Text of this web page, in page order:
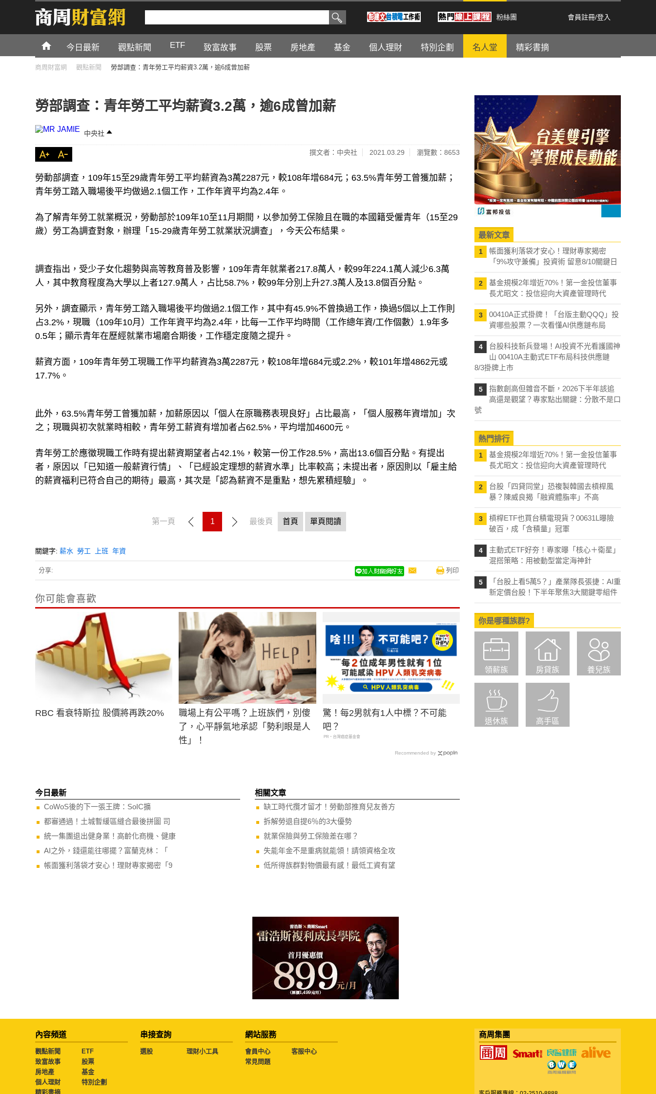
粉絲團 會員註冊/登入
今日最新 觀點新聞 ETF 致富故事 股票 房地產 基金 個人理財 特別企劃 名人堂 精彩書摘
商周財富網 觀點新聞 勞部調查：青年勞工平均薪資3.2萬，逾6成曾加薪
勞部調查：青年勞工平均薪資3.2萬，逾6成曾加薪
中央社
撰文者：中央社 2021.03.29 瀏覽數：8653
勞動部調查，109年15至29歲青年勞工平均薪資為3萬2287元，較108年增684元；63.5%青年勞工曾獲加薪；
青年勞工踏入職場後平均做過2.1個工作，工作年資平均為2.4年。
為了解青年勞工就業概況，勞動部於109年10至11月期間，以參加勞工保險且在職的本國籍受僱青年（15至29
歲）勞工為調查對象，辦理「15-29歲青年勞工就業狀況調查」，今天公布結果。
調查指出，受少子女化趨勢與高等教育普及影響，109年青年就業者217.8萬人，較99年224.1萬人減少6.3萬
人，其中教育程度為大學以上者127.9萬人，占比58.7%，較99年分別上升27.3萬人及13.8個百分點。
另外，調查顯示，青年勞工踏入職場後平均做過2.1個工作，其中有45.9%不曾換過工作，換過5個以上工作則
占3.2%，現職（109年10月）工作年資平均為2.4年，比每一工作平均時間（工作總年資/工作個數）1.9年多
0.5年；顯示青年在歷經就業市場磨合期後，工作穩定度隨之提升。
薪資方面，109年青年勞工現職工作平均薪資為3萬2287元，較108年增684元或2.2%，較101年增4862元或
17.7%。
此外，63.5%青年勞工曾獲加薪，加薪原因以「個人在原職務表現良好」占比最高，「個人服務年資增加」次
之；現職與初次就業時相較，青年勞工薪資有增加者占62.5%，平均增加4600元。
青年勞工於應徵現職工作時有提出薪資期望者占42.1%，較第一份工作28.5%，高出13.6個百分點。有提出
者，原因以「已知道一般薪資行情」、「已經設定理想的薪資水準」比率較高；未提出者，原因則以「雇主給
的薪資福利已符合自己的期待」最高，其次是「認為薪資不是重點，想先累積經驗」。
第一頁 1 最後頁 首頁 單頁閱讀
關鍵字: 薪水 勞工 上班 年資
分享: 列印
你可能會喜歡
RBC 看衰特斯拉 股價將再跌20%
職場上有公平嗎？上班族們，別傻
了，心平靜氣地承認「勢利眼是人
性」！
驚！每2男就有1人中標？不可能
吧？
PR・台灣癌症基金會
Recommended by
今日最新
CoWoS後的下一張王牌：SoIC擴
都審通過！土城暫緩區縫合最後拼圖 司
統一集團退出健身業！高齡化商機、健康
AI之外，錢還能往哪擺？富蘭克林：「
帳面獲利落袋才安心！理財專家揭密「9
相關文章
缺工時代攬才留才！勞動部推育兒友善方
拆解勞退自提6％的3大優勢
就業保險與勞工保險差在哪？
失能年金不是重病就能領！請領資格全攻
低所得族群對物價最有感！最低工資有望
最新文章
1
帳面獲利落袋才安心！理財專家揭密
「9%攻守兼備」投資術 留意8/10關鍵日
2
基金規模2年增近70%！第一金投信董事
長尤昭文：投信迎向大資產管理時代
3
00410A正式掛牌！「台版主動QQQ」投
資哪些股票？一次看懂AI供應鏈布局
4
台股科技新兵登場！AI投資不光看護國神
山 00410A主動式ETF布局科技供應鏈
8/3掛牌上市
5
指數創高但雜音不斷，2026下半年該追
高還是觀望？專家點出關鍵：分散不是口
號
熱門排行
1
基金規模2年增近70%！第一金投信董事
長尤昭文：投信迎向大資產管理時代
2
台股「四貸同堂」恐複製韓國去槓桿風
暴？陳威良揭「融資體脂率」不高
3
槓桿ETF也買台積電現貨？00631L曝險
破百，成「含積量」冠軍
4
主動式ETF好夯！專家曝「核心＋衛星」
混搭策略：用被動型當定海神針
5
「台股上看5萬5？」產業隊長張捷：AI重
新定價台股！下半年聚焦3大關鍵零組件
你是哪種族群?
領薪族 房貸族 養兒族
退休族 高手區
內容頻道
觀點新聞
ETF
致富故事
股票
房地產
基金
個人理財
特別企劃
精彩書摘
串接查詢
選股 理財小工具
網站服務
會員中心
客服中心
常見問題
商周集團